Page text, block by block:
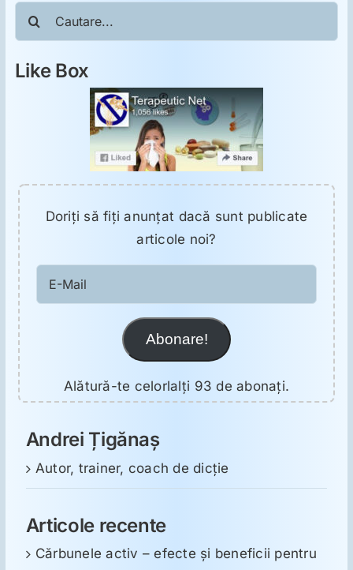
Antipsihiatrie
Psihoterapie
Antropologie
Cautare...
Like Box
Doriţi să fiţi anunţat dacă sunt publicate
articole noi?
Mail
Abonare!
Alătură-te celorlalți 93 de abonați.
Andrei Țigănaș
Autor, trainer, coach de dicție
Articole recente
Cărbunele activ – efecte și beneficii pentru